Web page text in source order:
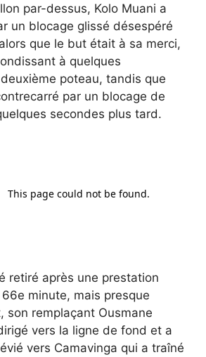
par-dessus, Kolo Muani a
un blocage glissé désespéré
que le but était à sa merci,
à quelques
poteau, tandis que
par un blocage de
secondes plus tard.
retiré après une prestation
minute, mais presque
son remplaçant Ousmane
vers la ligne de fond et a
vers Camavinga qui a traîné